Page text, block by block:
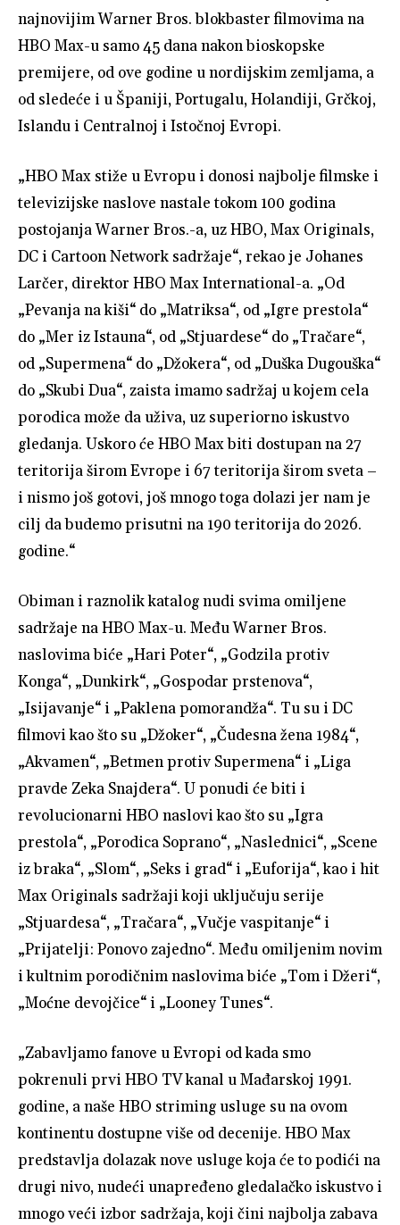
najnovijim Warner Bros. blokbaster filmovima na
HBO Max-u samo 45 dana nakon bioskopske
premijere, od ove godine u nordijskim zemljama, a
od sledeće i u Španiji, Portugalu, Holandiji, Grčkoj,
Islandu i Centralnoj i Istočnoj Evropi.
„HBO Max stiže u Evropu i donosi najbolje filmske i
televizijske naslove nastale tokom 100 godina
postojanja Warner Bros.-a, uz HBO, Max Originals,
DC i Cartoon Network sadržaje“, rekao je Johanes
Larčer, direktor HBO Max International-a. „Od
„Pevanja na kiši“ do „Matriksa“, od „Igre prestola“
do „Mer iz Istauna“, od „Stjuardese“ do „Tračare“,
od „Supermena“ do „Džokera“, od „Duška Dugouška“
do „Skubi Dua“, zaista imamo sadržaj u kojem cela
porodica može da uživa, uz superiorno iskustvo
gledanja. Uskoro će HBO Max biti dostupan na 27
teritorija širom Evrope i 67 teritorija širom sveta –
i nismo još gotovi, još mnogo toga dolazi jer nam je
cilj da budemo prisutni na 190 teritorija do 2026.
godine.“
Obiman i raznolik katalog nudi svima omiljene
sadržaje na HBO Max-u. Među Warner Bros.
naslovima biće „Hari Poter“, „Godzila protiv
Konga“, „Dunkirk“, „Gospodar prstenova“,
„Isijavanje“ i „Paklena pomorandža“. Tu su i DC
filmovi kao što su „Džoker“, „Čudesna žena 1984“,
„Akvamen“, „Betmen protiv Supermena“ i „Liga
pravde Zeka Snajdera“. U ponudi će biti i
revolucionarni HBO naslovi kao što su „Igra
prestola“, „Porodica Soprano“, „Naslednici“, „Scene
iz braka“, „Slom“, „Seks i grad“ i „Euforija“, kao i hit
Max Originals sadržaji koji uključuju serije
„Stjuardesa“, „Tračara“, „Vučje vaspitanje“ i
„Prijatelji: Ponovo zajedno“. Među omiljenim novim
i kultnim porodičnim naslovima biće „Tom i Džeri“,
„Moćne devojčice“ i „Looney Tunes“.
„Zabavljamo fanove u Evropi od kada smo
pokrenuli prvi HBO TV kanal u Mađarskoj 1991.
godine, a naše HBO striming usluge su na ovom
kontinentu dostupne više od decenije. HBO Max
predstavlja dolazak nove usluge koja će to podići na
drugi nivo, nudeći unapređeno gledalačko iskustvo i
mnogo veći izbor sadržaja, koji čini najbolja zabava